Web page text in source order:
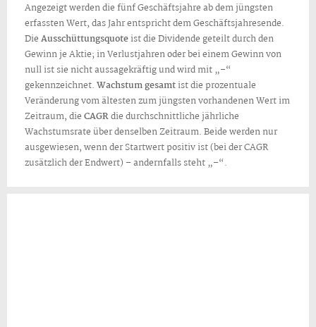
Angezeigt werden die fünf Geschäftsjahre ab dem jüngsten
erfassten Wert, das Jahr entspricht dem Geschäftsjahresende.
DieAusschüttungsquoteist die Dividende geteilt durch den
Gewinn je Aktie; in Verlustjahren oder bei einem Gewinn von
null ist sie nicht aussagekräftig und wird mit „–“
gekennzeichnet.Wachstum gesamtist die prozentuale
Veränderung vom ältesten zum jüngsten vorhandenen Wert im
Zeitraum, dieCAGRdie durchschnittliche jährliche
Wachstumsrate über denselben Zeitraum. Beide werden nur
ausgewiesen, wenn der Startwert positiv ist (bei der CAGR
zusätzlich der Endwert) – andernfalls steht „–“.